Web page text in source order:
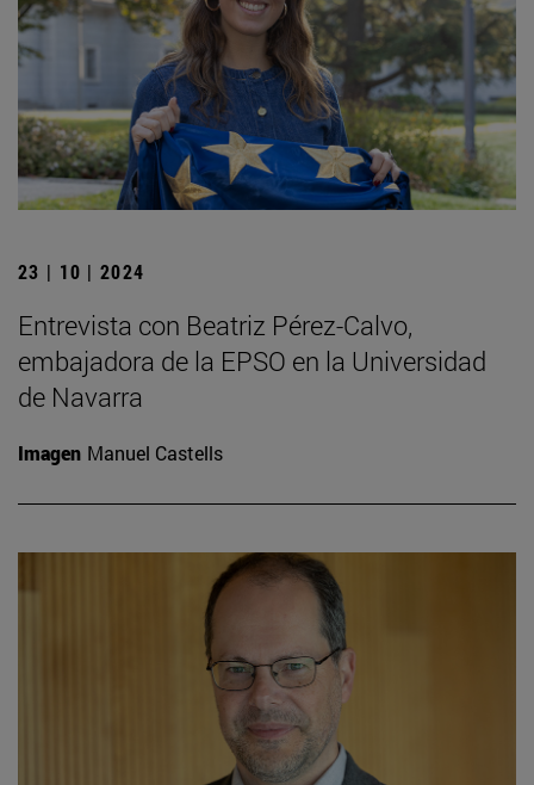
23 | 10 | 2024
Entrevista con Beatriz Pérez-Calvo,
embajadora de la EPSO en la Universidad
de Navarra
Imagen Manuel Castells